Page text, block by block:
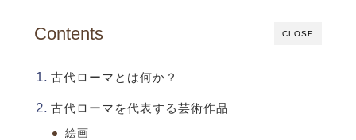
CLOSE
Contents
古代ローマとは何か？
古代ローマを代表する芸術作品
絵画